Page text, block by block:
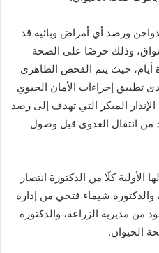
ورصد أي أمراض وبائية قد
وذلك حرصًا على الصحة
أيام، حيث يتم الفحص الظاهري
تطبيق إجراءات الأمان الحيوي
المبكر التي تهدف إلى رصد
انتقال العدوى قبل وصول
كلًا من الدكتورة انتصار
والدكتورة شيماء فتحي من إدارة
من مديرية الزراعة، والدكتورة
الحيوان.